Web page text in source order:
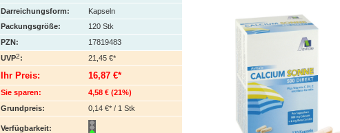
Darreichungsform:
Kapseln
Packungsgröße:
120 Stk
PZN:
17819483
UVP2: 21,45 €*
Ihr Preis: 16,87 €*
Sie sparen: 4,58 € (21%)
Grundpreis:
0,14 €* / 1 Stk
Verfügbarkeit: